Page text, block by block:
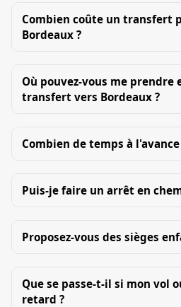
Combien coûte un transfert
Bordeaux ?
Où pouvez-vous me prendre
transfert vers Bordeaux ?
Combien de temps à
Puis-je faire un arrêt en
Proposez-vous des sièges
Que se passe-t-il si mon vol
retard ?